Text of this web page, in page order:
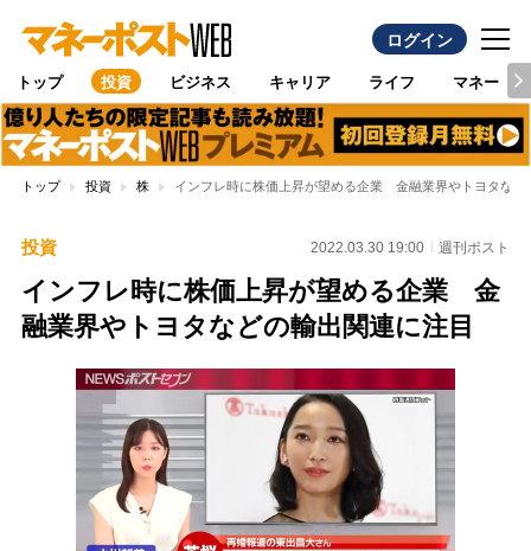
ログイン
トップ 投資 ビジネス キャリア ライフ マネー
トップ 投資 株 インフレ時に株価上昇が望める企業 金融業界やトヨタなど
投資 2022.03.30 19:00 週刊ポスト
インフレ時に株価上昇が望める企業 金
融業界やトヨタなどの輸出関連に注目